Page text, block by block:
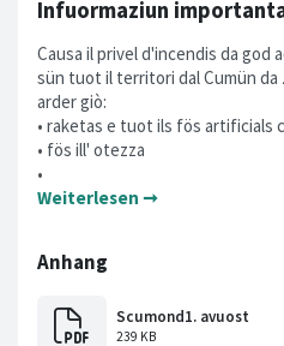
Causa il privel d'incendis da god
sün tuot il territori dal Cumün
arder giò:
• raketas e tuot ils fös artificials
• fös ill' otezza
•
Weiterlesen ➞